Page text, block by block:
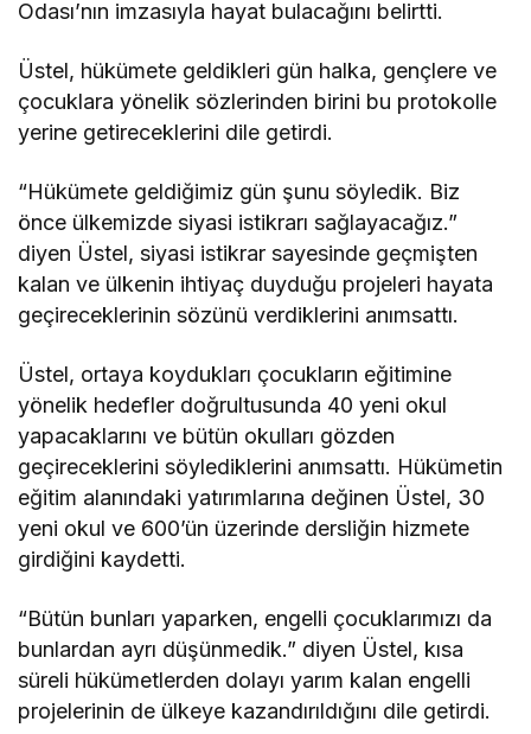
Odası’nın imzasıyla hayat bulacağını belirtti.
Üstel, hükümete geldikleri gün halka, gençlere ve
çocuklara yönelik sözlerinden birini bu protokolle
yerine getireceklerini dile getirdi.
“Hükümete geldiğimiz gün şunu söyledik. Biz
önce ülkemizde siyasi istikrarı sağlayacağız.”
diyen Üstel, siyasi istikrar sayesinde geçmişten
kalan ve ülkenin ihtiyaç duyduğu projeleri hayata
geçireceklerinin sözünü verdiklerini anımsattı.
Üstel, ortaya koydukları çocukların eğitimine
yönelik hedefler doğrultusunda 40 yeni okul
yapacaklarını ve bütün okulları gözden
geçireceklerini söylediklerini anımsattı. Hükümetin
eğitim alanındaki yatırımlarına değinen Üstel, 30
yeni okul ve 600’ün üzerinde dersliğin hizmete
girdiğini kaydetti.
“Bütün bunları yaparken, engelli çocuklarımızı da
bunlardan ayrı düşünmedik.” diyen Üstel, kısa
süreli hükümetlerden dolayı yarım kalan engelli
projelerinin de ülkeye kazandırıldığını dile getirdi.